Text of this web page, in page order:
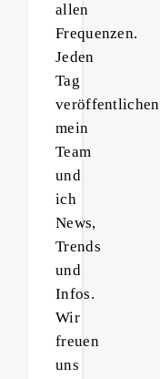
allen
Frequenzen.
Jeden
Tag
veröffentlichen
mein
Team
und
ich
News,
Trends
und
Infos.
Wir
freuen
uns